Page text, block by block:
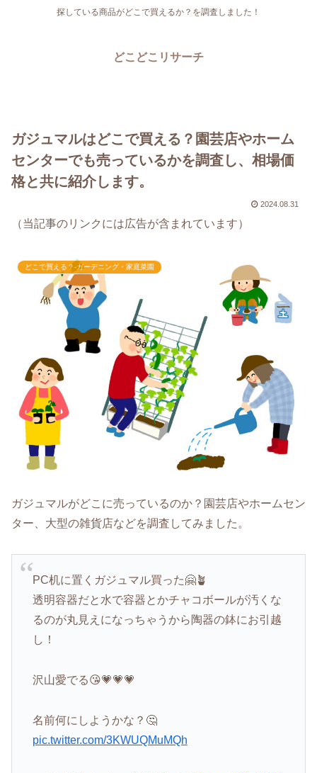
探している商品がどこで買えるか？を調査しました！
どこどこリサーチ
ガジュマルはどこで買える？園芸店やホーム
センターでも売っているかを調査し、相場価
格と共に紹介します。
2024.08.31
（当記事のリンクには広告が含まれています）
どこで買える？-ガーデニング・家庭菜園
ガジュマルがどこに売っているのか？園芸店やホームセン
ター、大型の雑貨店などを調査してみました。
PC机に置くガジュマル買った🤗🪴
透明容器だと水で容器とかチャコボールが汚くな
るのが丸見えになっちゃうから陶器の鉢にお引越
し！
沢山愛でる😘💗💗💗
名前何にしようかな？🤔
pic.twitter.com/3KWUQMuMQh